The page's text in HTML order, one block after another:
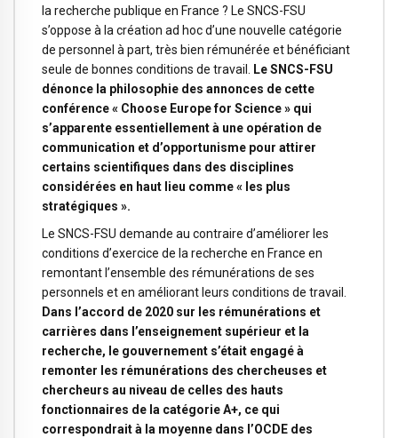
la recherche publique en France ? Le SNCS-FSU
s’oppose à la création ad hoc d’une nouvelle catégorie
de personnel à part, très bien rémunérée et bénéficiant
seule de bonnes conditions de travail. Le SNCS-FSU
dénonce la philosophie des annonces de cette
conférence « Choose Europe for Science » qui
s’apparente essentiellement à une opération de
communication et d’opportunisme pour attirer
certains scientifiques dans des disciplines
considérées en haut lieu comme « les plus
stratégiques ».
Le SNCS-FSU demande au contraire d’améliorer les
conditions d’exercice de la recherche en France en
remontant l’ensemble des rémunérations de ses
personnels et en améliorant leurs conditions de travail.
Dans l’accord de 2020 sur les rémunérations et
carrières dans l’enseignement supérieur et la
recherche, le gouvernement s’était engagé à
remonter les rémunérations des chercheuses et
chercheurs au niveau de celles des hauts
fonctionnaires de la catégorie A+, ce qui
correspondrait à la moyenne dans l’OCDE des